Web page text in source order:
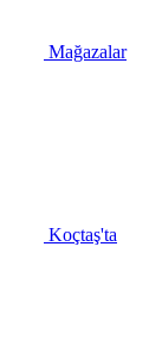
Mağazalar
Koçtaş'ta